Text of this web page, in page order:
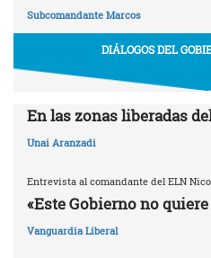
Subcomandante Marcos
DIÁLOGOS DEL
En las zonas liberadas
Unai Aranzadi
Entrevista al comandante del ELN
«Este Gobierno no quiere
Vanguardia Liberal